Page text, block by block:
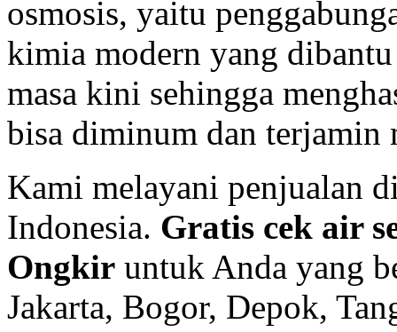
osmosis, yaitu
kimia modern yang
masa kini sehingga
bisa diminum dan terjamin
Kami melayani penjualan
Indonesia. Gratis cek air
Ongkir untuk Anda yang
Jakarta, Bogor, Depok,